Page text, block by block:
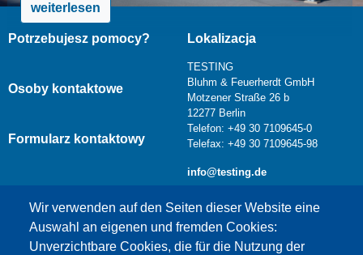
weiterlesen
Wir verwenden auf den Seiten dieser Website eine
Auswahl an eigenen und fremden Cookies:
Unverzichtbare Cookies, die für die Nutzung der
Potrzebujesz pomocy?
Osoby kontaktowe
Formularz kontaktowy
Lokalizacja
TESTING
Bluhm & Feuerherdt GmbH
Motzener Straße 26 b
12277 Berlin
Telefon: +49 30 7109645-0
Telefax: +49 30 7109645-98
info@testing.de